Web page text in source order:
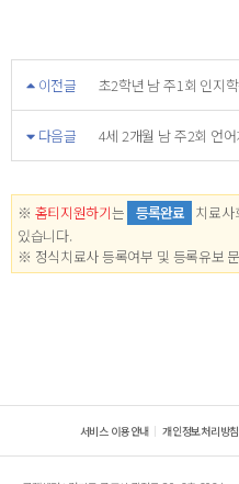
이전글 초2학년 남 주1회 인지
다음글 4세 2개월 남 주2회 언
※ 홈티지원하기는 등록완료 치료사
있습니다.
※ 정식치료사 등록여부 및 등록유보
서비스 이용안내 개인정보처리방침